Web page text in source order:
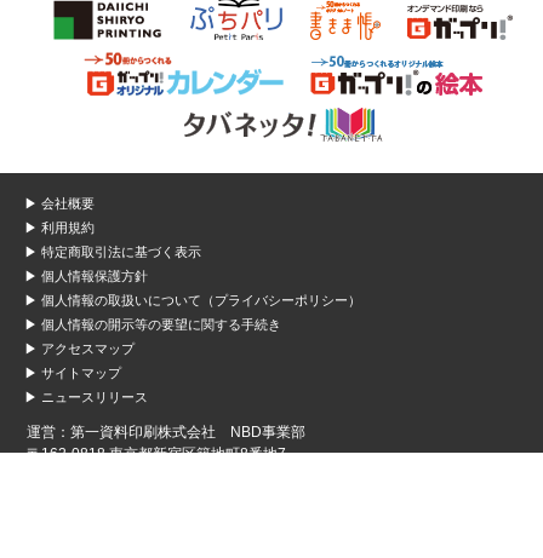
▶ 会社概要
▶ 利用規約
▶ 特定商取引法に基づく表示
▶ 個人情報保護方針
▶ 個人情報の取扱いについて（プライバシーポリシー）
▶ 個人情報の開示等の要望に関する手続き
▶ アクセスマップ
▶ サイトマップ
▶ ニュースリリース
運営：第一資料印刷株式会社 NBD事業部
〒162-0818 東京都新宿区築地町8番地7